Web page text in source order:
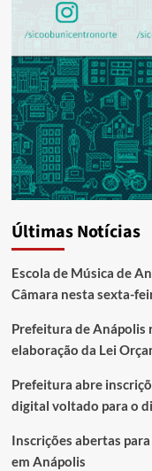
Últimas Notícias
Escola de Música de
Câmara nesta sexta-
Prefeitura de Anápolis
elaboração da Lei
Prefeitura abre
digital voltado para o
Inscrições abertas
em Anápolis